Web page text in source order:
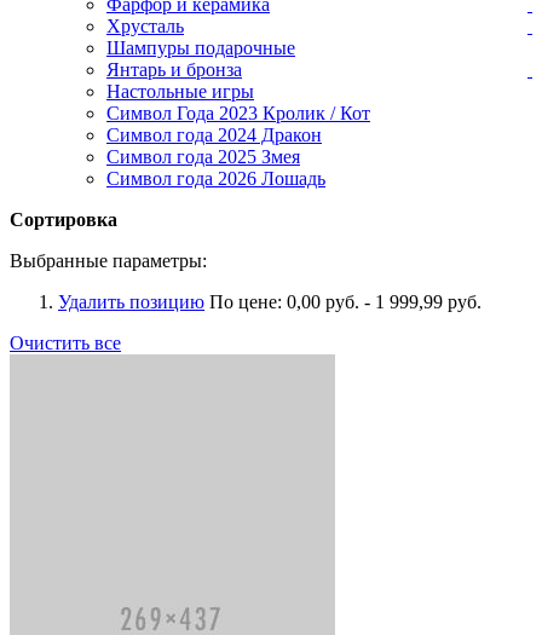
Фарфор и керамика
Хрусталь
Шампуры подарочные
Янтарь и бронза
Настольные игры
Символ Года 2023 Кролик / Кот
Символ года 2024 Дракон
Символ года 2025 Змея
Символ года 2026 Лошадь
Сортировка
Выбранные параметры:
Удалить позицию По цене: 0,00 руб. - 1 999,99 руб.
Очистить все